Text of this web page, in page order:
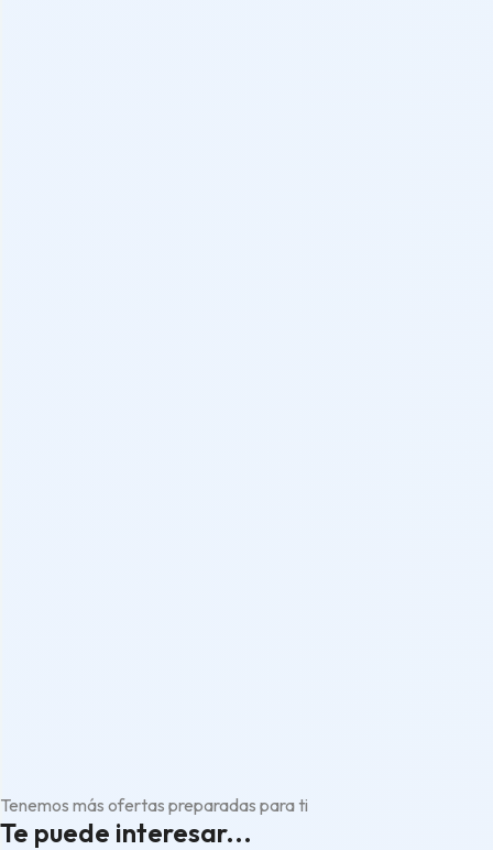
Tenemos más ofertas preparadas para ti
Te puede interesar...